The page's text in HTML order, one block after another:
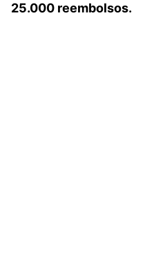
25.000 reembolsos.